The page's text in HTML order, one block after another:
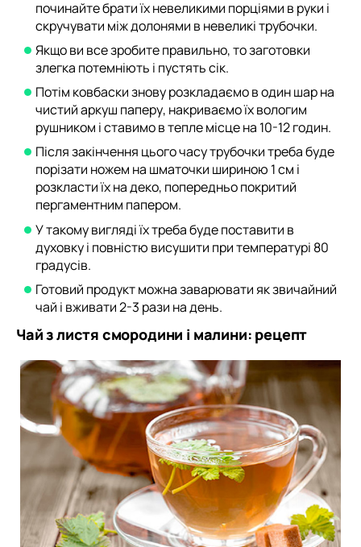
починайте брати їх невеликими порціями в руки і
скручувати між долонями в невеликі трубочки.
Якщо ви все зробите правильно, то заготовки
злегка потемніють і пустять сік.
Потім ковбаски знову розкладаємо в один шар на
чистий аркуш паперу, накриваємо їх вологим
рушником і ставимо в тепле місце на 10-12 годин.
Після закінчення цього часу трубочки треба буде
порізати ножем на шматочки шириною 1 см і
розкласти їх на деко, попередньо покритий
пергаментним папером.
У такому вигляді їх треба буде поставити в
духовку і повністю висушити при температурі 80
градусів.
Готовий продукт можна заварювати як звичайний
чай і вживати 2-3 рази на день.
Чай з листя смородини і малини: рецепт